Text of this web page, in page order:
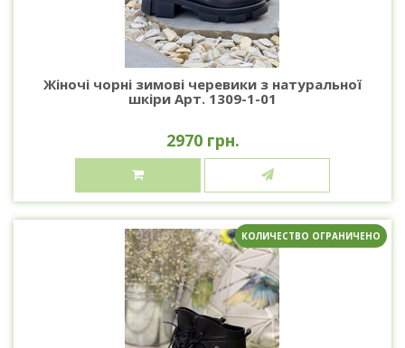
Жіночі чорні зимові черевики з натуральної
шкіри Арт. 1309-1-01
2970 грн.
КОЛИЧЕСТВО ОГРАНИЧЕНО